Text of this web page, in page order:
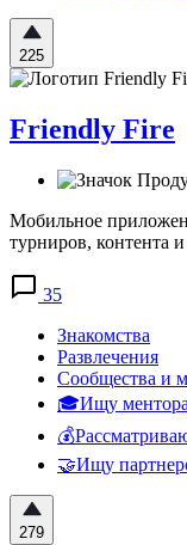
225
Friendly Fire
Мобильное
турниров, контента
35
Знакомства
Развлечения
Сообщества и
🎓Ищу ментора
🤝Ищу
279